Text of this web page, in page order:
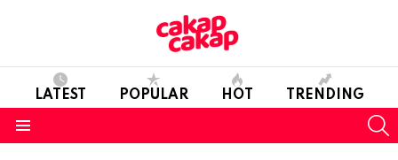
LATEST POPULAR HOT TRENDING